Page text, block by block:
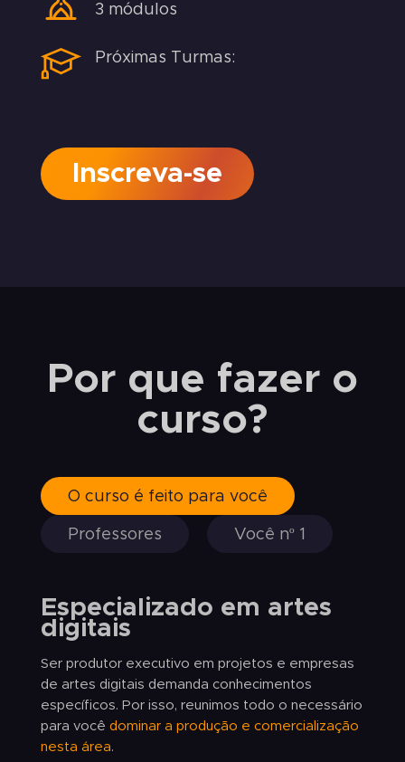
3 módulos
Próximas Turmas:
Inscreva-se
Por que fazer o
curso?
O curso é feito para você
Professores Você nº 1
Especializado em artes
digitais
Ser produtor executivo em projetos e empresas
de artes digitais demanda conhecimentos
específicos. Por isso, reunimos todo o necessário
para você dominar a produção e comercialização
nesta área.